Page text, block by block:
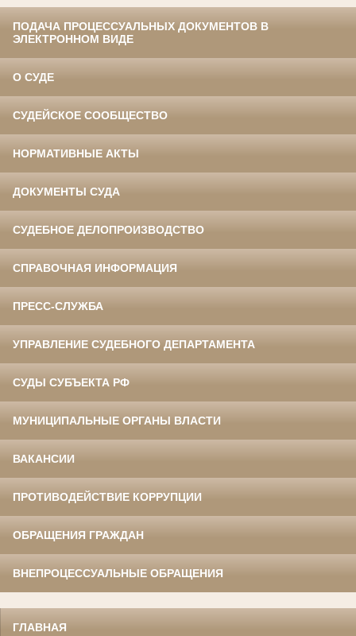
ПОДАЧА ПРОЦЕССУАЛЬНЫХ ДОКУМЕНТОВ В
ЭЛЕКТРОННОМ ВИДЕ
О СУДЕ
СУДЕЙСКОЕ СООБЩЕСТВО
НОРМАТИВНЫЕ АКТЫ
ДОКУМЕНТЫ СУДА
СУДЕБНОЕ ДЕЛОПРОИЗВОДСТВО
СПРАВОЧНАЯ ИНФОРМАЦИЯ
ПРЕСС-СЛУЖБА
УПРАВЛЕНИЕ СУДЕБНОГО ДЕПАРТАМЕНТА
СУДЫ СУБЪЕКТА РФ
МУНИЦИПАЛЬНЫЕ ОРГАНЫ ВЛАСТИ
ВАКАНСИИ
ПРОТИВОДЕЙСТВИЕ КОРРУПЦИИ
ОБРАЩЕНИЯ ГРАЖДАН
ВНЕПРОЦЕССУАЛЬНЫЕ ОБРАЩЕНИЯ
ГЛАВНАЯ